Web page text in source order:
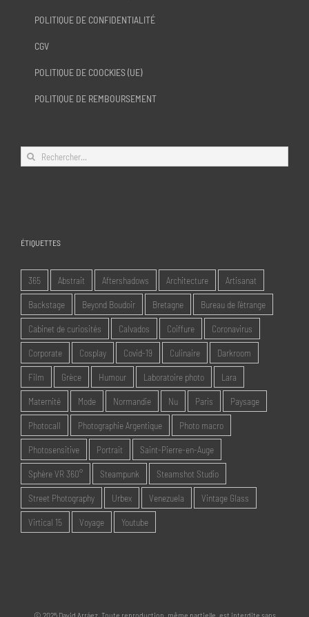
POLITIQUE DE CONFIDENTIALITÉ
CGV
POLITIQUE DE COOCKIES (UE)
POLITIQUE DE REMBOURSEMENT
Rechercher:
ÉTIQUETTES
365 Abstrait Aftershadows Architecture Artisanat
Backstage Beyond Boudoir Bretagne Bureau de l'étrange
Cabinet de curiosités Calvados Coiffure Coronavirus
Corporate Cosplay Covid-19 Culinaire Darkroom
Film Grèce Humour Laboratoire photo Lara
Maternité Mode Normandie Nu Paris Paysage
Photocall Photographie Argentique Photo macro
Photosensitive Portrait Saint-Pierre-en-Auge
Sphère VR 360° Steampunk Steamshot Studio
Street Photography Urbex Venezuela Vintage Glass
Virtical 15 Voyage Youtube
© 2025 David Arráez. Toute reproduction, même partielle, est interdite sans